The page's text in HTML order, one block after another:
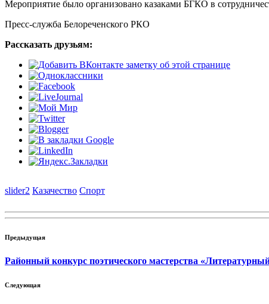
Мероприятие было организовано казаками БГКО в
Пресс-служба Белореченского РКО
Рассказать друзьям:
slider2 Казачество Спорт
Предыдущая
Районный конкурс поэтического мастерства
Следующая